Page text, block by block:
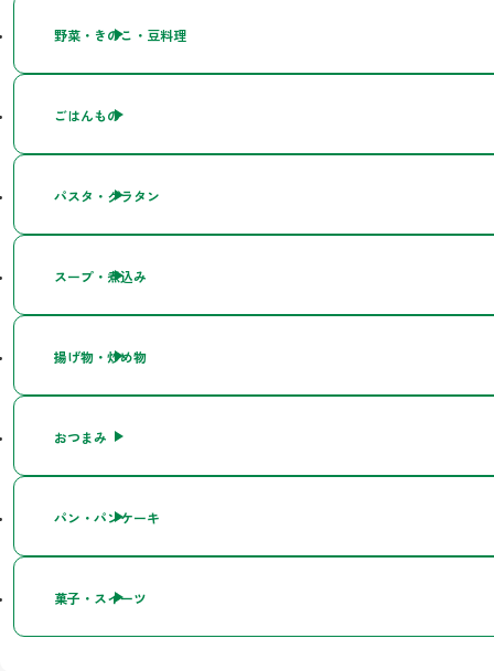
野菜・きのこ・豆料理
ごはんもの
パスタ・グラタン
スープ・煮込み
揚げ物・炒め物
おつまみ
パン・パンケーキ
菓子・スイーツ